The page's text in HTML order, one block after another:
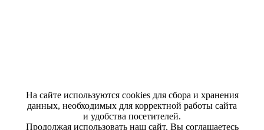
На сайте используются cookies для сбора и хранения
данных, необходимых для корректной работы сайта
и удобства посетителей.
Продолжая использовать наш сайт, Вы соглашаетесь